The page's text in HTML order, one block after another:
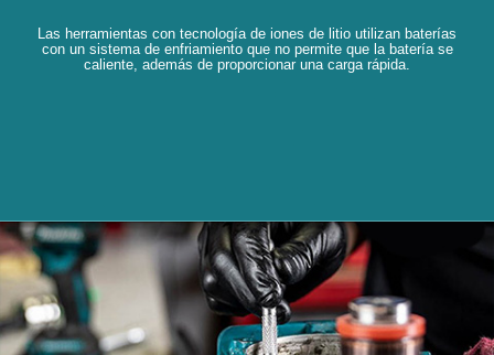
Las herramientas con tecnología de iones de litio utilizan baterías
con un sistema de enfriamiento que no permite que la batería se
caliente, además de proporcionar una carga rápida.